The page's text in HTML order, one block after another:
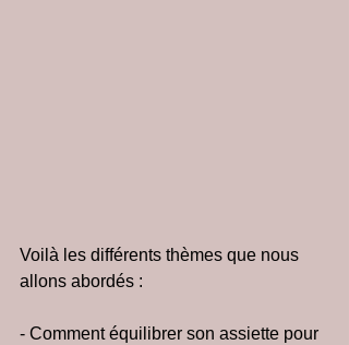
Voilà les différents thèmes que nous
allons abordés :
- Comment équilibrer son assiette pour